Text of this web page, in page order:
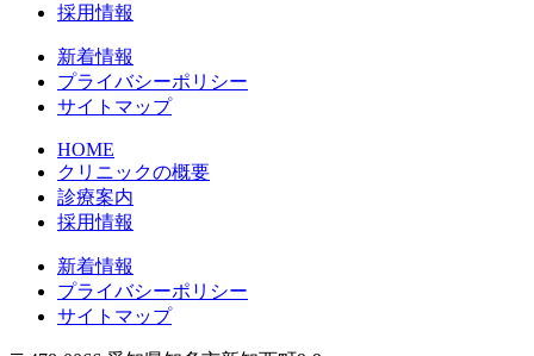
採用情報
新着情報
プライバシーポリシー
サイトマップ
HOME
クリニックの概要
診療案内
採用情報
新着情報
プライバシーポリシー
サイトマップ